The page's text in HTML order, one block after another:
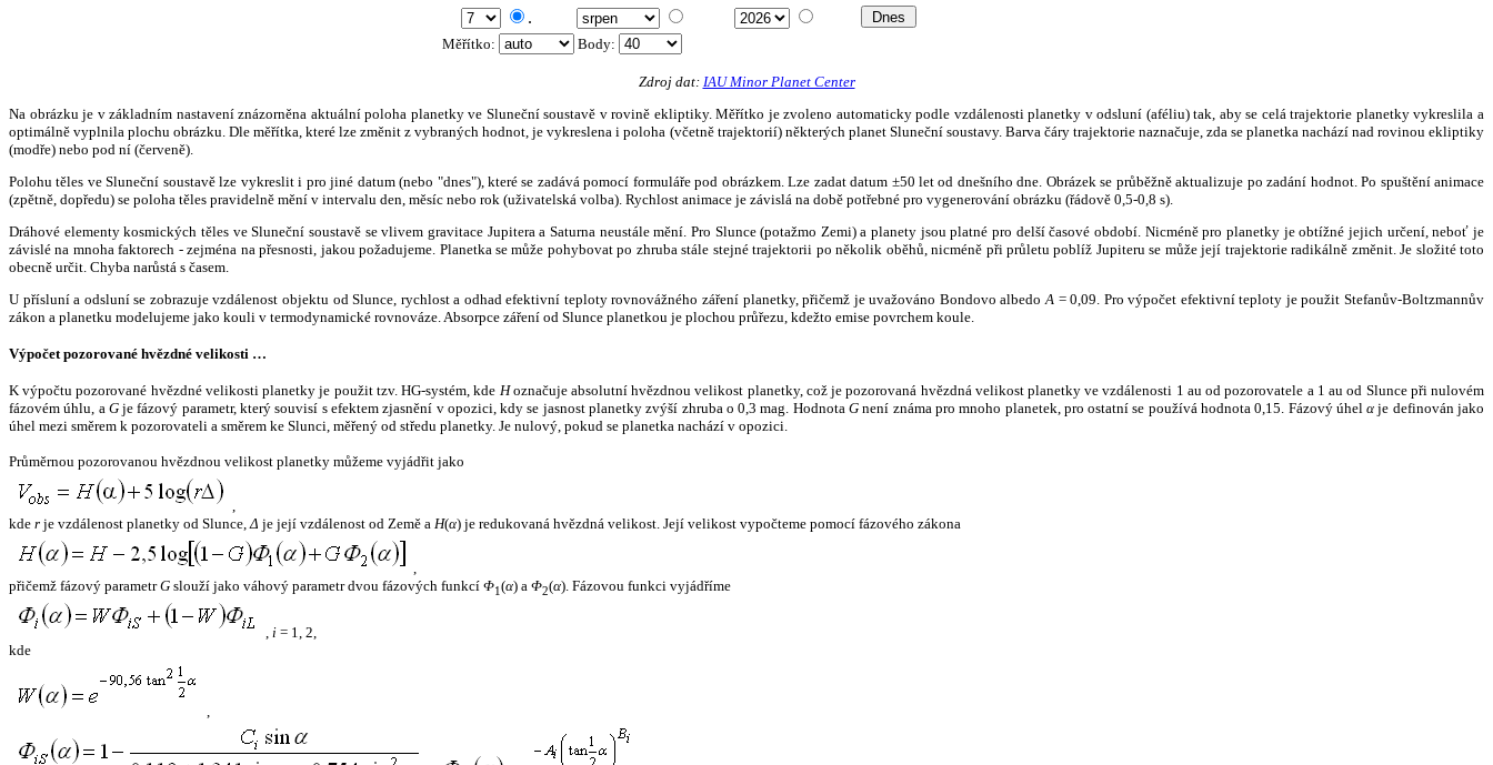
.
Měřítko: Body:
Zdroj dat: IAU Minor Planet Center
Na obrázku je v základním nastavení znázorněna aktuální poloha planetky ve Sluneční soustavě v rovině ekliptiky. Měřítko je zvoleno automaticky podle vzdálenosti planetky v odsluní (aféliu) tak, aby se celá trajektorie planetky vykreslila a
optimálně vyplnila plochu obrázku. Dle měřítka, které lze změnit z vybraných hodnot, je vykreslena i poloha (včetně trajektorií) některých planet Sluneční soustavy. Barva čáry trajektorie naznačuje, zda se planetka nachází nad rovinou ekliptiky
(modře) nebo pod ní (červeně).
Polohu těles ve Sluneční soustavě lze vykreslit i pro jiné datum (nebo "dnes"), které se zadává pomocí formuláře pod obrázkem. Lze zadat datum ±50 let od dnešního dne. Obrázek se průběžně aktualizuje po zadání hodnot. Po spuštění animace
(zpětně, dopředu) se poloha těles pravidelně mění v intervalu den, měsíc nebo rok (uživatelská volba). Rychlost animace je závislá na době potřebné pro vygenerování obrázku (řádově 0,5-0,8 s).
Dráhové elementy kosmických těles ve Sluneční soustavě se vlivem gravitace Jupitera a Saturna neustále mění. Pro Slunce (potažmo Zemi) a planety jsou platné pro delší časové období. Nicméně pro planetky je obtížné jejich určení, neboť je
závislé na mnoha faktorech - zejména na přesnosti, jakou požadujeme. Planetka se může pohybovat po zhruba stále stejné trajektorii po několik oběhů, nicméně při průletu poblíž Jupiteru se může její trajektorie radikálně změnit. Je složité toto
obecně určit. Chyba narůstá s časem.
U přísluní a odsluní se zobrazuje vzdálenost objektu od Slunce, rychlost a odhad efektivní teploty rovnovážného záření planetky, přičemž je uvažováno Bondovo albedo A = 0,09. Pro výpočet efektivní teploty je použit Stefanův-Boltzmannův
zákon a planetku modelujeme jako kouli v termodynamické rovnováze. Absorpce záření od Slunce planetkou je plochou průřezu, kdežto emise povrchem koule.
Výpočet pozorované hvězdné velikosti …
K výpočtu pozorované hvězdné velikosti planetky je použit tzv. HG-systém, kde Hoznačuje absolutní hvězdnou velikost planetky, což je pozorovaná hvězdná velikost planetky ve vzdálenosti 1 au od pozorovatele a 1 au od Slunce při nulovém
fázovém úhlu, a Gje fázový parametr, který souvisí s efektem zjasnění v opozici, kdy se jasnost planetky zvýší zhruba o 0,3 mag. HodnotaG není známa pro mnoho planetek, pro ostatní se používá hodnota 0,15. Fázový úhelα je definován jako
úhel mezi směrem k pozorovateli a směrem ke Slunci, měřený od středu planetky. Je nulový, pokud se planetka nachází v opozici.
Průměrnou pozorovanou hvězdnou velikost planetky můžeme vyjádřit jako
,
kde r je vzdálenost planetky od Slunce,Δ je její vzdálenost od Země a H(α) je redukovaná hvězdná velikost. Její velikost vypočteme pomocí fázového zákona
,
přičemž fázový parametrG slouží jako váhový parametr dvou fázových funkcí Φ1(α) a Φ2(α). Fázovou funkci vyjádříme
, i = 1, 2,
kde
,